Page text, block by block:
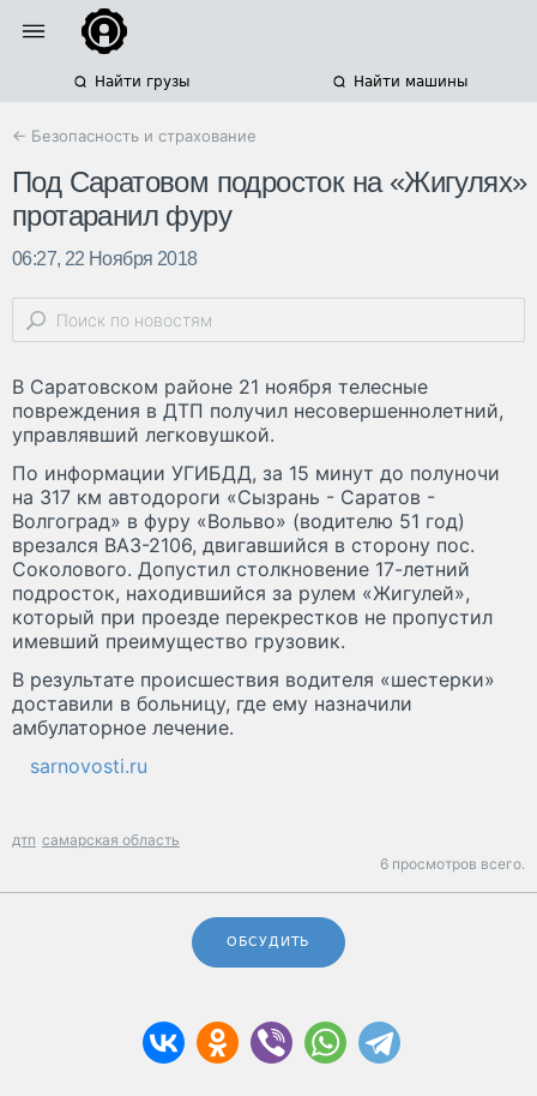
Найти грузы Найти машины
← Безопасность и страхование
Под Саратовом подросток на «Жигулях»
протаранил фуру
06:27, 22 Ноября 2018
В Саратовском районе 21 ноября телесные
повреждения в ДТП получил несовершеннолетний,
управлявший легковушкой.
По информации УГИБДД, за 15 минут до полуночи
на 317 км автодороги «Сызрань - Саратов -
Волгоград» в фуру «Вольво» (водителю 51 год)
врезался ВАЗ-2106, двигавшийся в сторону пос.
Соколового. Допустил столкновение 17-летний
подросток, находившийся за рулем «Жигулей»,
который при проезде перекрестков не пропустил
имевший преимущество грузовик.
В результате происшествия водителя «шестерки»
доставили в больницу, где ему назначили
амбулаторное лечение.
sarnovosti.ru
дтп самарская область
6 просмотров всего.
ОБСУДИТЬ